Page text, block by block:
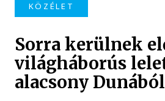
KÖZÉLET
Sorra kerülnek
világháborús
alacsony Dunából